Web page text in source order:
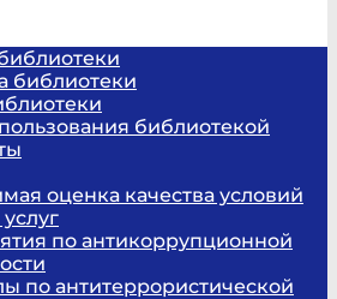
библиотеки
библиотекой
оценка качества условий
по антикоррупционной
по антитеррористической